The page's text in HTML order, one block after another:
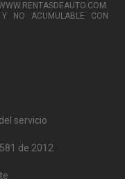
NO ACUMULABLE CON
servicio
de 2012